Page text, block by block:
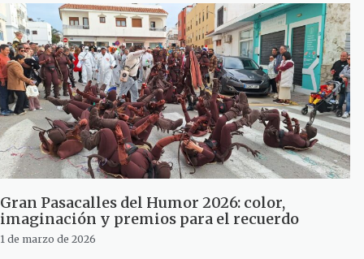
Gran Pasacalles del Humor 2026: color,
imaginación y premios para el recuerdo
1 de marzo de 2026